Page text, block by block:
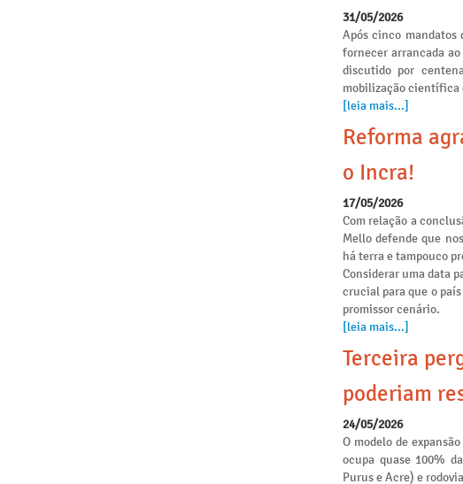
31/05/2026
Após cinco mandatos
fornecer arrancada
discutido por
mobilização científica
[leia mais...]
Reforma
o Incra!
17/05/2026
Com relação a
Mello defende que
há terra e tampouco
Considerar uma data
crucial para que o
promissor cenário.
[leia mais...]
Terceira
poderiam
24/05/2026
O modelo de
ocupa quase 100%
Purus e Acre) e